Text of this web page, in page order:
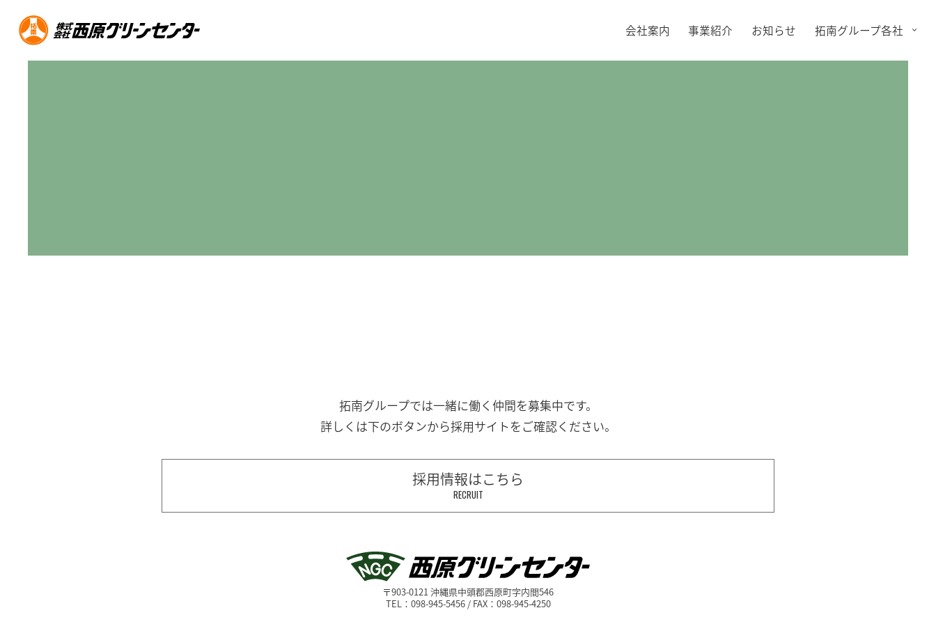
会社案内 事業紹介 お知らせ 拓南グループ各社
拓南グループでは一緒に働く 仲間を募集中です。
詳しくは下のボタンから採用サイトをご確認ください。
採用情報はこちら
RECRUIT
〒903-0121 沖縄県中頭郡西原町字内間546
TEL：098-945-5456 / FAX：098-945-4250